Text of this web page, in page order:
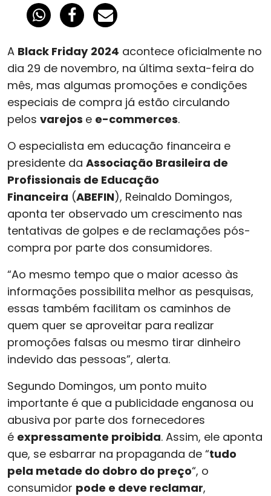
A Black Friday 2024 acontece oficialmente no
dia 29 de novembro, na última sexta-feira do
mês, mas algumas promoções e condições
especiais de compra já estão circulando
pelos varejos e e-commerces.
O especialista em educação financeira e
presidente da Associação Brasileira de
Profissionais de Educação
Financeira (ABEFIN), Reinaldo Domingos,
aponta ter observado um crescimento nas
tentativas de golpes e de reclamações pós-
compra por parte dos consumidores.
“Ao mesmo tempo que o maior acesso às
informações possibilita melhor as pesquisas,
essas também facilitam os caminhos de
quem quer se aproveitar para realizar
promoções falsas ou mesmo tirar dinheiro
indevido das pessoas”, alerta.
Segundo Domingos, um ponto muito
importante é que a publicidade enganosa ou
abusiva por parte dos fornecedores
é expressamente proibida. Assim, ele aponta
que, se esbarrar na propaganda de “tudo
pela metade do dobro do preço“, o
consumidor pode e deve reclamar,